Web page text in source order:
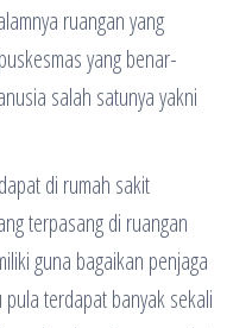
ruangan yang
yang benar-
salah satunya yakni
di rumah sakit
terpasang di ruangan
guna bagaikan penjaga
terdapat banyak sekali